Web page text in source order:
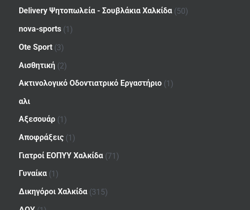
Delivery Ψητοπωλεία - Σουβλάκια Χαλκίδα (50)
nova-sports (1)
Ote Sport (3)
Αισθητική (2)
Ακτινολογικό Οδοντιατρικό Εργαστήριο (1)
αλι
Αξεσουάρ (1)
Αποφράξεις (1)
Γιατροί ΕΟΠΥΥ Χαλκίδα (71)
Γυναίκα (1)
Δικηγόροι Χαλκίδα (315)